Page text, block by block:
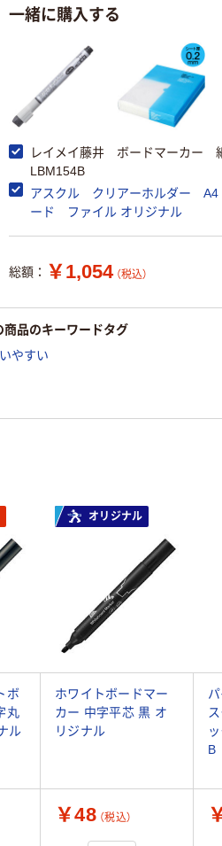
一緒に購入する
レイメイ藤井 ボードマーカー
LBM154B
アスクル クリアーホルダー A4
ード ファイル オリジナル
総額： ￥1,054 （税込）
商品のキーワードタグ
やすい
オリジナル
ボ
丸
ル
ホワイトボードマー
カー 中字平芯 黒 オ
リジナル
B
￥48 （税込）